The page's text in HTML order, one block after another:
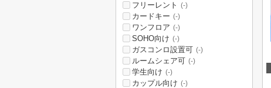
フリーレント (-)
カードキー (-)
ワンフロア (-)
SOHO向け (-)
ガスコンロ設置可 (-)
ルームシェア可 (-)
学生向け (-)
カップル向け (-)